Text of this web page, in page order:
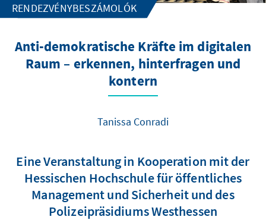
RENDEZVÉNYBESZÁMOLÓK
Anti-demokratische Kräfte im digitalen
Raum – erkennen, hinterfragen und
kontern
Tanissa Conradi
Eine Veranstaltung in Kooperation mit der
Hessischen Hochschule für öffentliches
Management und Sicherheit und des
Polizeipräsidiums Westhessen